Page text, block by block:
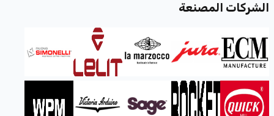
الشركات المصنعة